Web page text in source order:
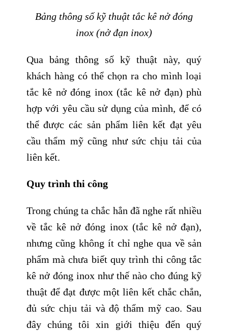
Bảng thông số kỹ thuật tắc kê nở đóng
inox (nở đạn inox)
Qua bảng thông số kỹ thuật này, quý
khách hàng có thể chọn ra cho mình loại
tắc kê nở đóng inox (tắc kê nở đạn) phù
hợp với yêu cầu sử dụng của mình, để có
thể được các sản phẩm liên kết đạt yêu
cầu thẩm mỹ cũng như sức chịu tải của
liên kết.
Quy trình thi công
Trong chúng ta chắc hẳn đã nghe rất nhiều
về tắc kê nở đóng inox (tắc kê nở đạn),
nhưng cũng không ít chỉ nghe qua về sản
phẩm mà chưa biết quy trình thi công tắc
kê nở đóng inox như thế nào cho đúng kỹ
thuật để đạt được một liên kết chắc chắn,
đủ sức chịu tải và độ thẩm mỹ cao. Sau
đây chúng tôi xin giới thiệu đến quý